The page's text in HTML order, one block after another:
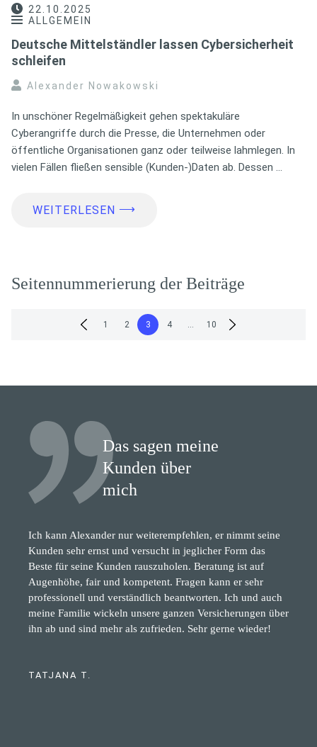
22.10.2025
ALLGEMEIN
Deutsche Mittelständler lassen Cybersicherheit
schleifen
Alexander Nowakowski
In unschöner Regelmäßigkeit gehen spektakuläre
Cyberangriffe durch die Presse, die Unternehmen oder
öffentliche Organisationen ganz oder teilweise lahmlegen. In
vielen Fällen fließen sensible (Kunden-)Daten ab. Dessen …
WEITERLESEN ⟶
Seitennummerierung der Beiträge
1 2 3 4 … 10
Das sagen meine
Kunden über
mich
Ich kann Alexander nur weiterempfehlen, er nimmt seine
Kunden sehr ernst und versucht in jeglicher Form das
Beste für seine Kunden rauszuholen. Beratung ist auf
Augenhöhe, fair und kompetent. Fragen kann er sehr
professionell und verständlich beantworten. Ich und auch
meine Familie wickeln unsere ganzen Versicherungen über
ihn ab und sind mehr als zufrieden. Sehr gerne wieder!
TATJANA T.